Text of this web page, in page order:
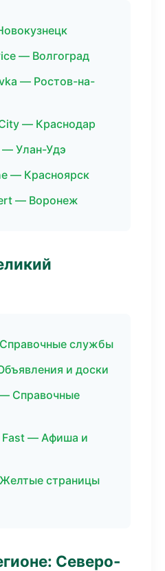
— Волгоград
— Ростов-на-
— Краснодар
— Улан-Удэ
— Красноярск
— Воронеж
службы
и доски
Справочные
Fast — Афиша и
страницы
Северо-